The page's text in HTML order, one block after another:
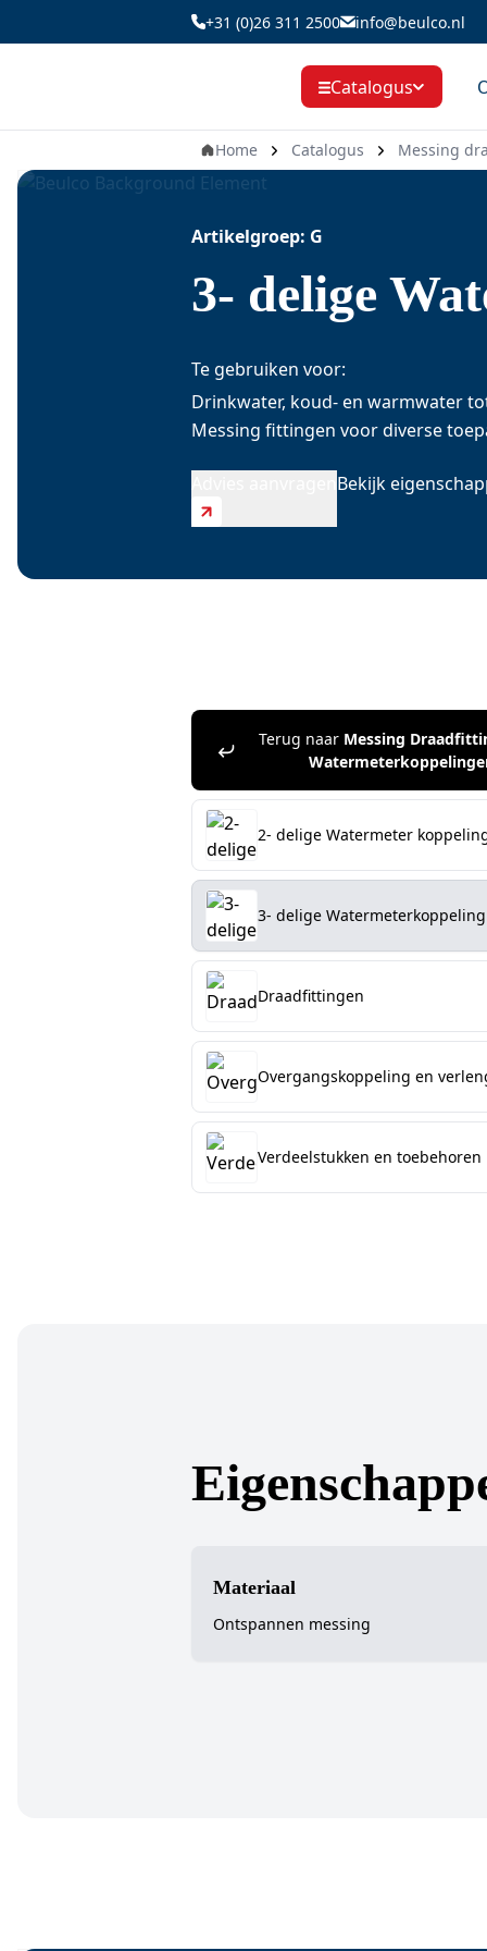
naar
+31 (0)26 311 2500 info@beulco.nl
Catalogus
Home Catalogus Messing
Artikelgroep: G
3- delige
Te gebruiken voor:
Drinkwater, koud- en warmwater
Messing fittingen voor diverse
Bekijk
Terug naar Messing
2- delige Watermeter
3- delige Watermeterkoppeling
Draadfittingen
Overgangskoppeling en
Verdeelstukken en toebehoren
Materiaal
Ontspannen messing